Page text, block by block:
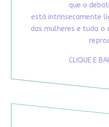
que o
está intrinsecamente
das mulheres e tudo o
CLIQUE E